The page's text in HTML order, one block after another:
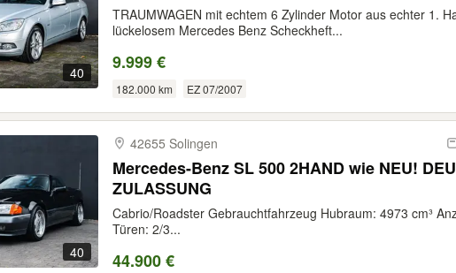
40
TRAUMWAGEN mit echtem 6 Zylinder Motor aus echter 1.
lückelosem Mercedes Benz Scheckheft...
9.999 €
182.000 km EZ 07/2007
40
42655 Solingen
Mercedes-Benz SL 500 2HAND wie NEU!
ZULASSUNG
Cabrio/Roadster Gebrauchtfahrzeug Hubraum: 4973 cm³
Türen: 2/3...
44.900 €